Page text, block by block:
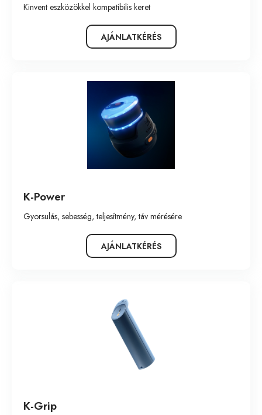
Kinvent eszközökkel kompatibilis keret
AJÁNLATKÉRÉS
K-Power
Gyorsulás, sebesség, teljesítmény, táv mérésére
AJÁNLATKÉRÉS
K-Grip